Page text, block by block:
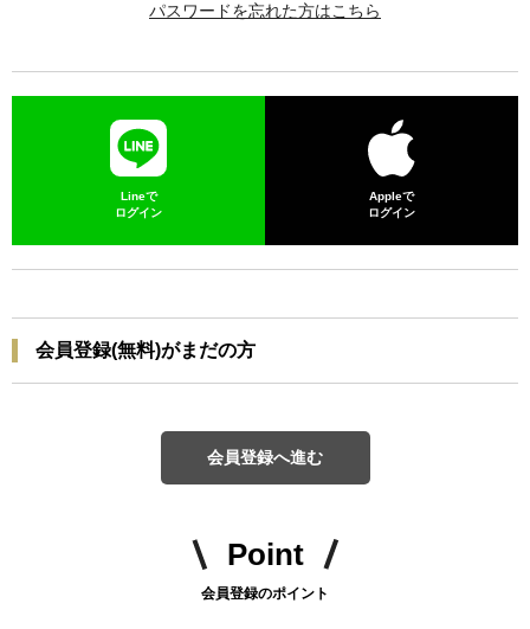
パスワードを忘れた方はこちら
Lineで
ログイン
Appleで
ログイン
会員登録(無料)がまだの方
会員登録へ進む
Point
会員登録のポイント